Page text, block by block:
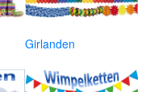
Girlanden